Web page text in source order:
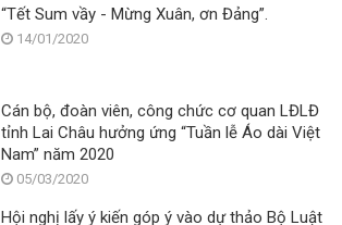
“Tết Sum vầy - Mừng Xuân, ơn Đảng”.
14/01/2020
Cán bộ, đoàn viên, công chức cơ quan LĐLĐ
tỉnh Lai Châu hưởng ứng “Tuần lễ Áo dài Việt
Nam” năm 2020
05/03/2020
Hội nghị lấy ý kiến góp ý vào dự thảo Bộ Luật